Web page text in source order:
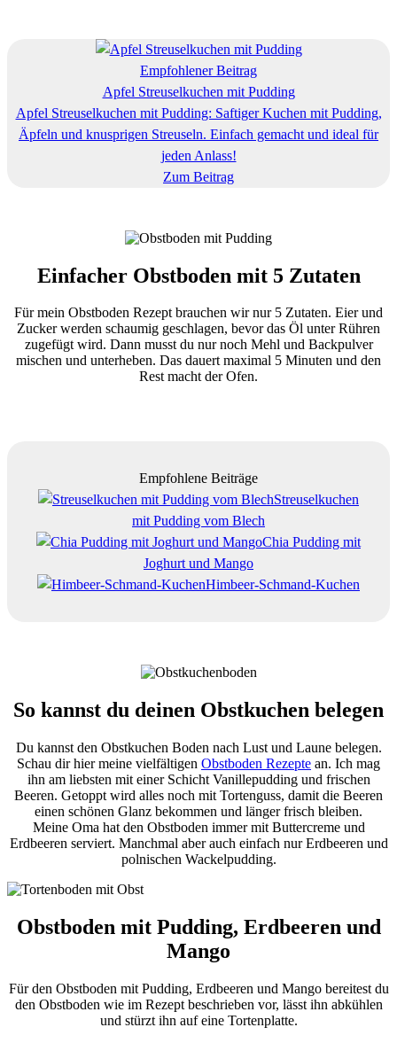
Empfohlener Beitrag
Apfel Streuselkuchen mit Pudding
Apfel Streuselkuchen mit Pudding: Saftiger Kuchen mit Pudding,
Äpfeln und knusprigen Streuseln. Einfach gemacht und ideal für
jeden Anlass!
Zum Beitrag
Einfacher Obstboden mit 5 Zutaten
Für mein Obstboden Rezept brauchen wir nur 5 Zutaten. Eier und
Zucker werden schaumig geschlagen, bevor das Öl unter Rühren
zugefügt wird. Dann musst du nur noch Mehl und Backpulver
mischen und unterheben. Das dauert maximal 5 Minuten und den
Rest macht der Ofen.
Empfohlene Beiträge
Streuselkuchen
mit Pudding vom Blech
Chia Pudding mit
Joghurt und Mango
Himbeer-Schmand-Kuchen
So kannst du deinen Obstkuchen belegen
Du kannst den Obstkuchen Boden nach Lust und Laune belegen.
Schau dir hier meine vielfältigen Obstboden Rezepte an. Ich mag
ihn am liebsten mit einer Schicht Vanillepudding und frischen
Beeren. Getoppt wird alles noch mit Tortenguss, damit die Beeren
einen schönen Glanz bekommen und länger frisch bleiben.
Meine Oma hat den Obstboden immer mit Buttercreme und
Erdbeeren serviert. Manchmal aber auch einfach nur Erdbeeren und
polnischen Wackelpudding.
Obstboden mit Pudding, Erdbeeren und
Mango
Für den Obstboden mit Pudding, Erdbeeren und Mango bereitest du
den Obstboden wie im Rezept beschrieben vor, lässt ihn abkühlen
und stürzt ihn auf eine Tortenplatte.